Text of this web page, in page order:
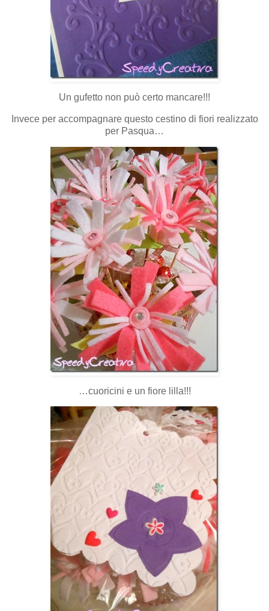
Un gufetto non può certo mancare!!!
Invece per accompagnare questo cestino di fiori realizzato
per Pasqua…
…cuoricini e un fiore lilla!!!